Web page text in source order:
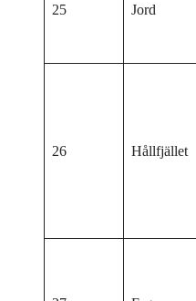
25 Jord
26 Hållfjället